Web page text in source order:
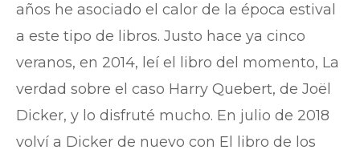
años he asociado el calor de la época estival
a este tipo de libros. Justo hace ya cinco
veranos, en 2014, leí el libro del momento, La
verdad sobre el caso Harry Quebert, de Joël
Dicker, y lo disfruté mucho. En julio de 2018
volví a Dicker de nuevo con El libro de los